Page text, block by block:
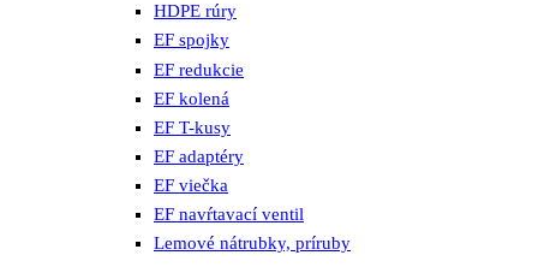
HDPE rúry
EF spojky
EF redukcie
EF kolená
EF T-kusy
EF adaptéry
EF viečka
EF navŕtavací ventil
Lemové nátrubky, príruby